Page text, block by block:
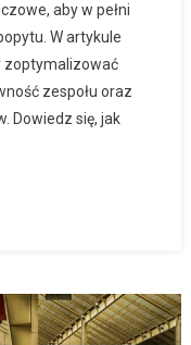
aby w pełni
W artykule
zoptymalizować
zespołu oraz
Dowiedz się, jak